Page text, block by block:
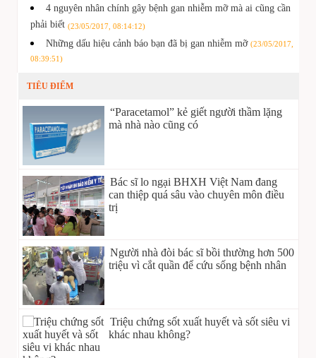
4 nguyên nhân chính gây bệnh gan nhiễm mỡ mà ai cũng cần
phải biết (23/05/2017, 08:14:12)
Những dấu hiệu cảnh báo bạn đã bị gan nhiễm mỡ (23/05/2017,
08:39:51)
TIÊU ĐIỂM
“Paracetamol” kẻ giết người thầm lặng
mà nhà nào cũng có
Bác sĩ lo ngại BHXH Việt Nam đang
can thiệp quá sâu vào chuyên môn điều
trị
Người nhà đòi bác sĩ bồi thường hơn 500
triệu vì cắt quần để cứu sống bệnh nhân
Triệu chứng sốt xuất huyết và sốt siêu vi
khác nhau không?